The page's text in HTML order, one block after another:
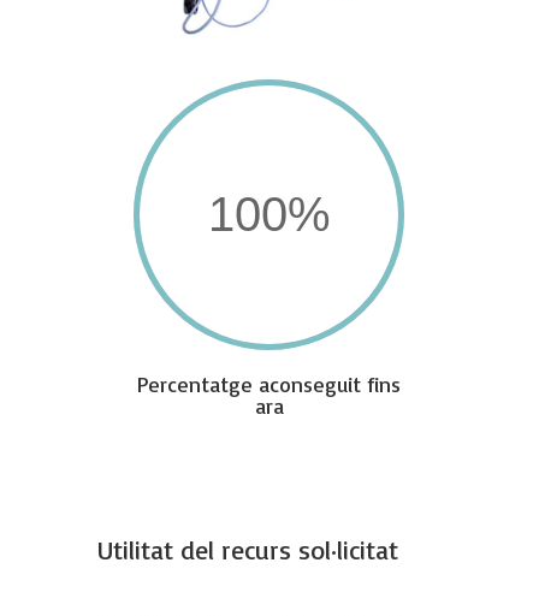
100%
Percentatge aconseguit fins
ara
Utilitat del recurs sol·licitat